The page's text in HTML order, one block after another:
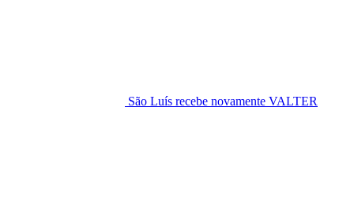
São Luís recebe novamente VALTER